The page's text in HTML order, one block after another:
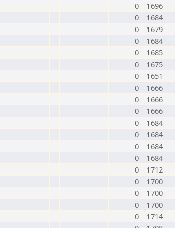
0
1696
0
1684
0
1679
0
1684
0
1685
0
1675
0
1651
0
1666
0
1666
0
1666
0
1684
0
1684
0
1684
0
1684
0
1712
0
1700
0
1700
0
1700
0
1714